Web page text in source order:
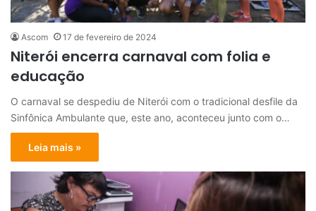
Ascom 17 de fevereiro de 2024
Niterói encerra carnaval com folia e
educação
O carnaval se despediu de Niterói com o tradicional desfile da
Sinfônica Ambulante que, este ano, aconteceu junto com o…
Leia mais »